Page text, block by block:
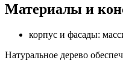
Материалы и
корпус и фасады:
Натуральное дерево